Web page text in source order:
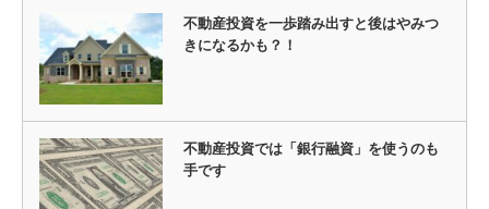
不動産投資を一歩踏み出すと後はやみつ
きになるかも？！
不動産投資では「銀行融資」を使うのも
手です